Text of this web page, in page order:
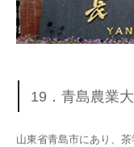
19．青島農業
山東省青島市にあり、